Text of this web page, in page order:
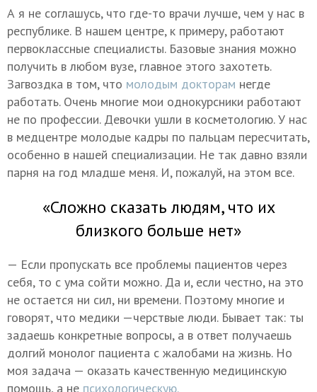
А я не соглашусь, что где-то врачи лучше, чем у нас в
республике. В нашем центре, к примеру, работают
первоклассные специалисты. Базовые знания можно
получить в любом вузе, главное этого захотеть.
Загвоздка в том, что молодым докторам негде
работать. Очень многие мои однокурсники работают
не по профессии. Девочки ушли в косметологию. У нас
в медцентре молодые кадры по пальцам пересчитать,
особенно в нашей специализации. Не так давно взяли
парня на год младше меня. И, пожалуй, на этом все.
«Сложно сказать людям, что их
близкого больше нет»
— Если пропускать все проблемы пациентов через
себя, то с ума сойти можно. Да и, если честно, на это
не остается ни сил, ни времени. Поэтому многие и
говорят, что медики —черствые люди. Бывает так: ты
задаешь конкретные вопросы, а в ответ получаешь
долгий монолог пациента с жалобами на жизнь. Но
моя задача — оказать качественную медицинскую
помощь, а не психологическую.